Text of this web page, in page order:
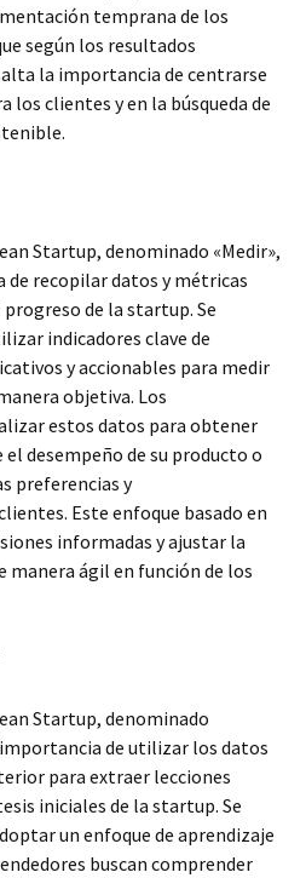
temprana de los
según los resultados
la importancia de centrarse
los clientes y en la búsqueda de
Startup, denominado «Medir»,
recopilar datos y métricas
de la startup. Se
indicadores clave de
y accionables para medir
objetiva. Los
estos datos para obtener
desempeño de su producto o
preferencias y
Este enfoque basado en
informadas y ajustar la
ágil en función de los
Startup, denominado
importancia de utilizar los datos
para extraer lecciones
iniciales de la startup. Se
un enfoque de aprendizaje
buscan comprender